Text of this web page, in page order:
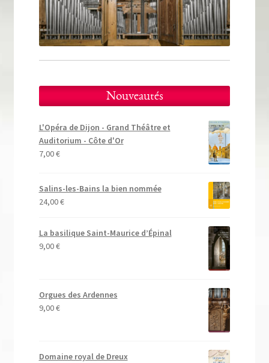
Tous nos livres
La qualité Lieux Dits
Nous contacter
Qui sommes-nous ?
Nouveautés
L'Opéra de Dijon - Grand Théâtre et
Auditorium - Côte d'Or
7,00€
Salins-les-Bains la bien nommée
24,00€
La basilique Saint-Maurice d’Épinal
9,00€
Orgues des Ardennes
9,00€
Domaine royal de Dreux